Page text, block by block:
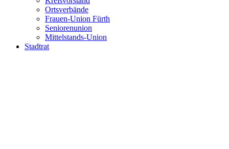
Ortsverbände
Frauen-Union Fürth
Seniorenunion
Mittelstands-Union
Stadtrat